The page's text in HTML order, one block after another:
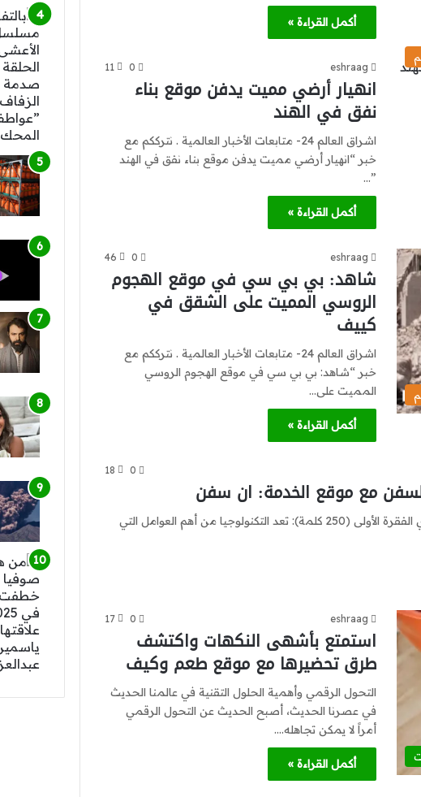
أكمل القراءة »
eshraag
0
11
انهيار أرضي مميت يدفن موقع بناء
نفق في الهند
اشراق العالم 24- متابعات الأخبار العالمية . نترككم مع
خبر “انهيار أرضي مميت يدفن موقع بناء نفق في الهند
”…
أكمل القراءة »
eshraag
0
46
شاهد: بي بي سي في موقع الهجوم
الروسي المميت على الشقق في
كييف
اشراق العالم 24- متابعات الأخبار العالمية . نترككم مع
خبر “شاهد: بي بي سي في موقع الهجوم الروسي
المميت على…
أكمل القراءة »
0
18
مع موقع الخدمة: ان سفن
تقنية السفن العملاقة: الابتكار الأخير في عالم النقل البحري الفقرة الأولى (250 كلمة): تعد التكنولوجيا من أهم العوامل التي
eshraag
0
17
استمتع بأشهى النكهات واكتشف
طرق تحضيرها مع موقع طعم وكيف
التحول الرقمي وأهمية الحلول التقنية في عالمنا الحديث
في عصرنا الحديث، أصبح الحديث عن التحول الرقمي
أمراً لا يمكن تجاهله.…
أكمل القراءة »